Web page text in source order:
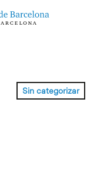
Sin categorizar